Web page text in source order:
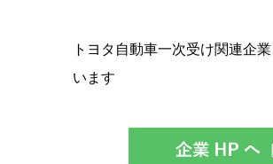
トヨタ自動車一次受け関連
います